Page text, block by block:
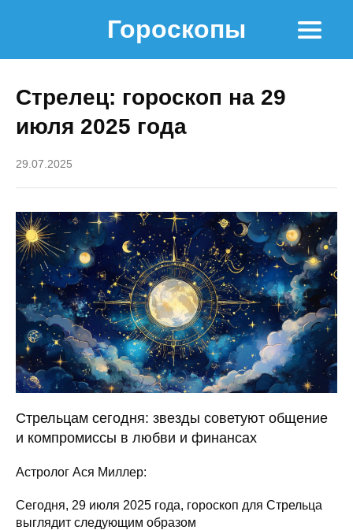
Гороскопы
Стрелец: гороскоп на 29
июля 2025 года
29.07.2025
Стрельцам сегодня: звезды советуют общение
и компромиссы в любви и финансах
Астролог Ася Миллер:
Сегодня, 29 июля 2025 года, гороскоп для Стрельца
выглядит следующим образом